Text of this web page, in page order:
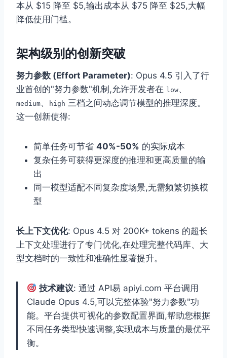
本从 $15 降至 $5,输出成本从 $75 降至 $25,大幅
降低使用门槛。
架构级别的创新突破
努力参数 (Effort Parameter): Opus 4.5 引入了行
业首创的"努力参数"机制,允许开发者在 low、
medium、 high 三档之间动态调节模型的推理深度。
这一创新使得:
简单任务可节省 40%-50% 的实际成本
复杂任务可获得更深度的推理和更高质量的输
出
同一模型适配不同复杂度场景,无需频繁切换模
型
长上下文优化: Opus 4.5 对 200K+ tokens 的超长
上下文处理进行了专门优化,在处理完整代码库、大
型文档时的一致性和准确性显著提升。
技术建议: 通过 API易 apiyi.com 平台调用
Claude Opus 4.5,可以完整体验"努力参数"功
能。平台提供可视化的参数配置界面,帮助您根据
不同任务类型快速调整,实现成本与质量的最优平
衡。